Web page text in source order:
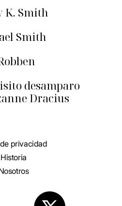
K. Smith
Smith
desamparo
Dracius
privacidad
Historia